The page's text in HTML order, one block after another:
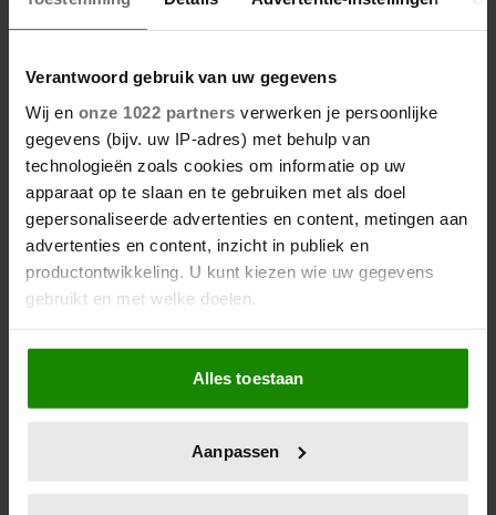
Verantwoord gebruik van uw gegevens
Wij en onze 1022 partners verwerken je persoonlijke
gegevens (bijv. uw IP-adres) met behulp van
technologieën zoals cookies om informatie op uw
apparaat op te slaan en te gebruiken met als doel
gepersonaliseerde advertenties en content, metingen aan
advertenties en content, inzicht in publiek en
productontwikkeling. U kunt kiezen wie uw gegevens
gebruikt en met welke doelen.
Als u het toestaat, willen we ook graag:
Informatie verzamelen over uw geografische
locatie, die tot een paar meter nauwkeurig kan zijn
scannen op specifieke eigenschappen (fingerprinting)
Alles toestaan
Aanpassen